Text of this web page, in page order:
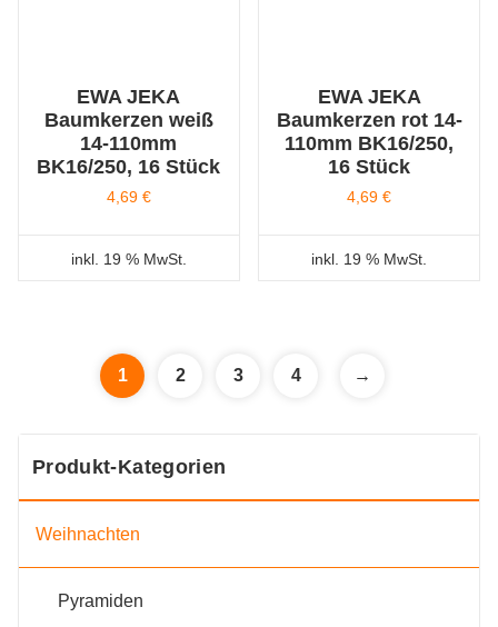
EWA JEKA
Baumkerzen weiß
14-110mm
BK16/250, 16 Stück
4,69 €
inkl. 19 % MwSt.
EWA JEKA
Baumkerzen rot 14-
110mm BK16/250,
16 Stück
4,69€
inkl. 19 % MwSt.
1 2 3 4 →
Produkt-Kategorien
Weihnachten
Pyramiden